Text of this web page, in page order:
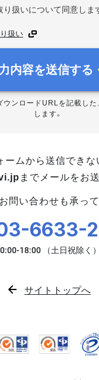
扱いについて同意しま
扱い
内容を送信する
ウンロードURLを記載し
します。
ムから送信できな
までメールをお
問い合わせも承って
6633-
サイトトップへ